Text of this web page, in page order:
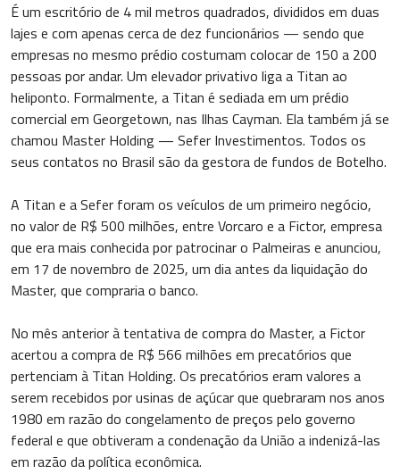
É um escritório de 4 mil metros quadrados, divididos em duas
lajes e com apenas cerca de dez funcionários — sendo que
empresas no mesmo prédio costumam colocar de 150 a 200
pessoas por andar. Um elevador privativo liga a Titan ao
heliponto. Formalmente, a Titan é sediada em um prédio
comercial em Georgetown, nas Ilhas Cayman. Ela também já se
chamou Master Holding — Sefer Investimentos. Todos os
seus contatos no Brasil são da gestora de fundos de Botelho.
A Titan e a Sefer foram os veículos de um primeiro negócio,
no valor de R$ 500 milhões, entre Vorcaro e a Fictor, empresa
que era mais conhecida por patrocinar o Palmeiras e anunciou,
em 17 de novembro de 2025, um dia antes da liquidação do
Master, que compraria o banco.
No mês anterior à tentativa de compra do Master, a Fictor
acertou a compra de R$ 566 milhões em precatórios que
pertenciam à Titan Holding. Os precatórios eram valores a
serem recebidos por usinas de açúcar que quebraram nos anos
1980 em razão do congelamento de preços pelo governo
federal e que obtiveram a condenação da União a indenizá-las
em razão da política econômica.